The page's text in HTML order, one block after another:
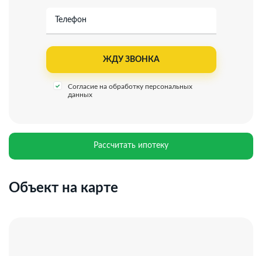
Телефон
Согласие на обработку персональных
данных
Рассчитать ипотеку
Объект на карте